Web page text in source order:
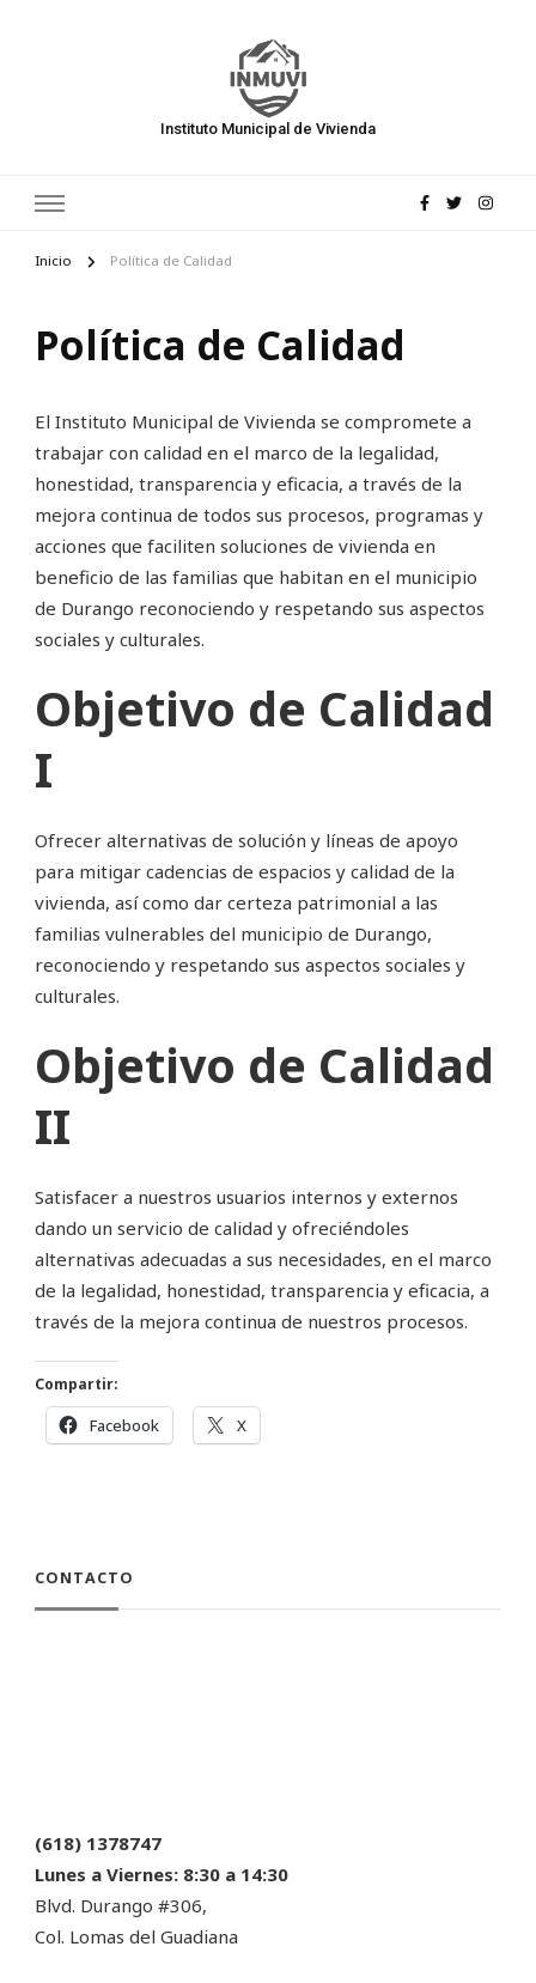
Instituto Municipal de Vivienda
Inicio Política de Calidad
Política de Calidad
El Instituto Municipal de Vivienda se compromete a
trabajar con calidad en el marco de la legalidad,
honestidad, transparencia y eficacia, a través de la
mejora continua de todos sus procesos, programas y
acciones que faciliten soluciones de vivienda en
beneficio de las familias que habitan en el municipio
de Durango reconociendo y respetando sus aspectos
sociales y culturales.
Objetivo de Calidad
I
Ofrecer alternativas de solución y líneas de apoyo
para mitigar cadencias de espacios y calidad de la
vivienda, así como dar certeza patrimonial a las
familias vulnerables del municipio de Durango,
reconociendo y respetando sus aspectos sociales y
culturales.
Objetivo de Calidad
II
Satisfacer a nuestros usuarios internos y externos
dando un servicio de calidad y ofreciéndoles
alternativas adecuadas a sus necesidades, en el marco
de la legalidad, honestidad, transparencia y eficacia, a
través de la mejora continua de nuestros procesos.
Compartir:
Facebook X
CONTACTO
(618) 1378747
Lunes a Viernes: 8:30 a 14:30
Blvd. Durango #306,
Col. Lomas del Guadiana